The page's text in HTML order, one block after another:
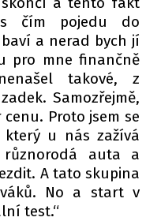
čím pojedu do
a nerad bych jí
pro mne finančně
takové, z
Samozřejmě,
Proto jsem se
u nás zažívá
různorodá auta a
A tato skupina
No a start v
test.“